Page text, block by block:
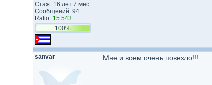
Стаж: 16 лет 7 мес.
Сообщений: 94
Ratio: 15.543
100%
sanvar Мне и всем очень повезло!!!